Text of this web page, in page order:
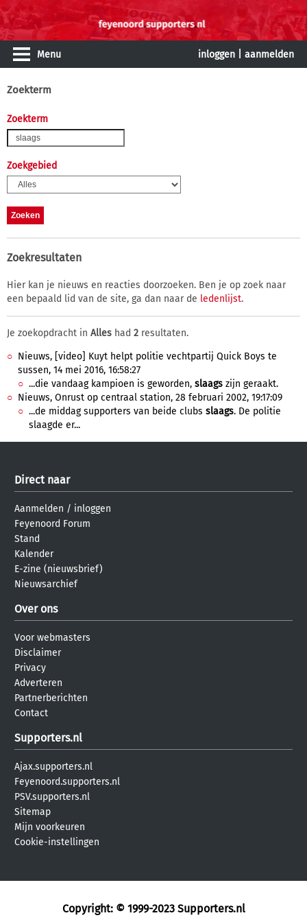
Menu inloggen aanmelden
Zoekterm
Zoekterm
Zoekgebied
Zoekresultaten
Hier kan je nieuws en reacties doorzoeken. Ben je op zoek naar
een bepaald lid van de site, ga dan naar de ledenlijst.
Je zoekopdracht in Alles had 2 resultaten.
Nieuws, [video] Kuyt helpt politie vechtpartij Quick Boys te
sussen, 14 mei 2016, 16:58:27
...die vandaag kampioen is geworden, slaags zijn geraakt.
Nieuws, Onrust op centraal station, 28 februari 2002, 19:17:09
...de middag supporters van beide clubs slaags. De politie
slaagde er...
Direct naar
Aanmelden / inloggen
Feyenoord Forum
Stand
Kalender
E-zine (nieuwsbrief)
Nieuwsarchief
Over ons
Voor webmasters
Disclaimer
Privacy
Adverteren
Partnerberichten
Contact
Supporters.nl
Ajax.supporters.nl
Feyenoord.supporters.nl
PSV.supporters.nl
Sitemap
Mijn voorkeuren
Cookie-instellingen
Copyright: © 1999-2023 Supporters.nl